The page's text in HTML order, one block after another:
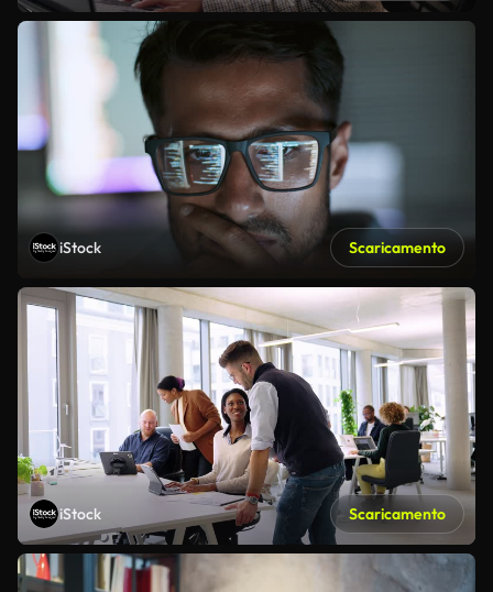
iStock Scaricamento
iStock Scaricamento